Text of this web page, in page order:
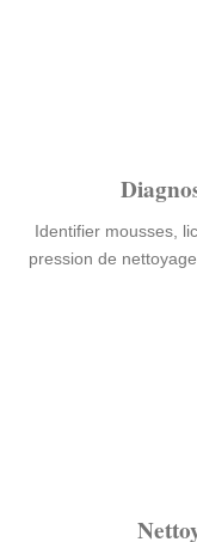
Identifier mousses,
pression de